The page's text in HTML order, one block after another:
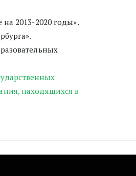
2013-2020 годы».
находящихся в